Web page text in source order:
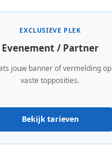
EXCLUSIEVE PLEK
Evenement / Partner
jouw banner of vermelding op
vaste topposities.
Bekijk tarieven